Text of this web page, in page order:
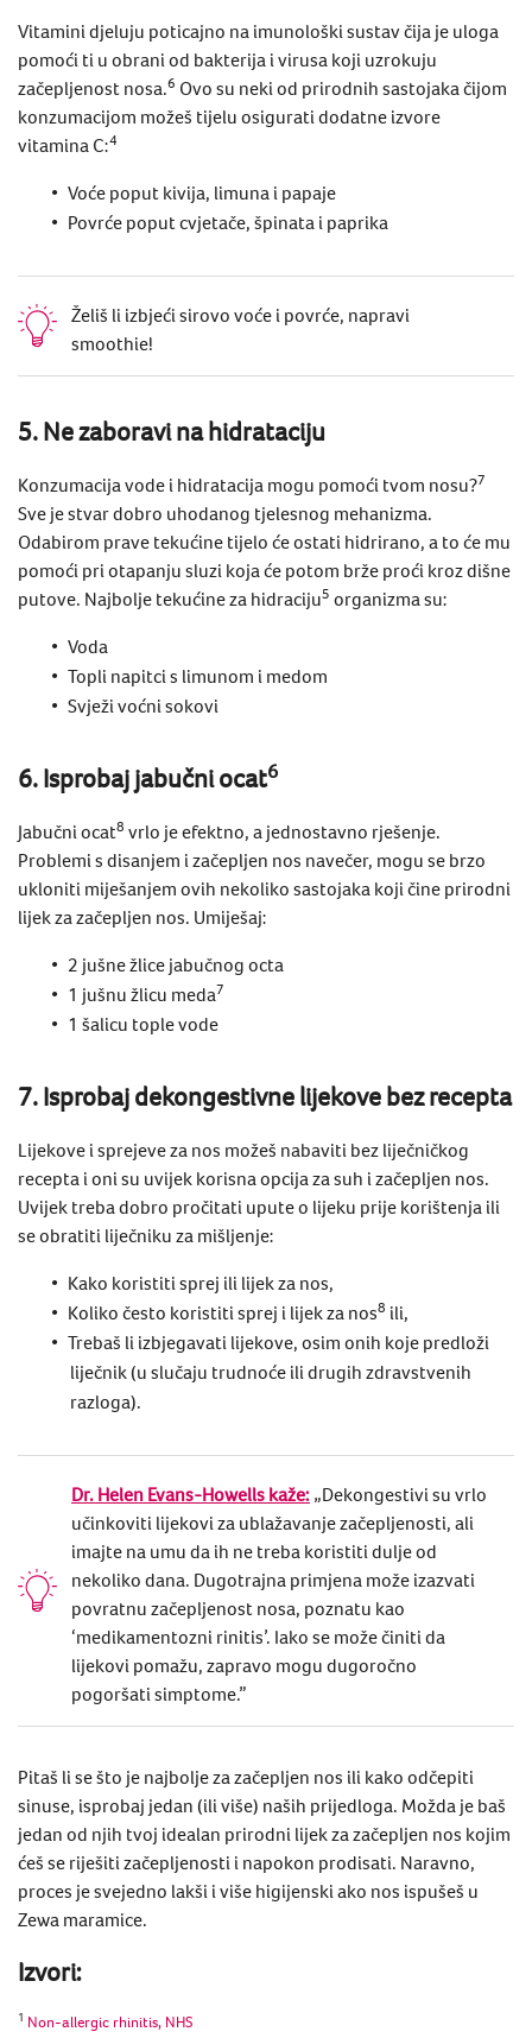
Vitamini djeluju poticajno na imunološki sustav čija je uloga
pomoći ti u obrani od bakterija i virusa koji uzrokuju
začepljenost nosa.6 Ovo su neki od prirodnih sastojaka čijom
konzumacijom možeš tijelu osigurati dodatne izvore
vitamina C:4
Voće poput kivija, limuna i papaje
Povrće poput cvjetače, špinata i paprika
Želiš li izbjeći sirovo voće i povrće, napravi
smoothie!
5. Ne zaboravi na hidrataciju
Konzumacija vode i hidratacija mogu pomoći tvom nosu?7
Sve je stvar dobro uhodanog tjelesnog mehanizma.
Odabirom prave tekućine tijelo će ostati hidrirano, a to će mu
pomoći pri otapanju sluzi koja će potom brže proći kroz dišne
putove. Najbolje tekućine za hidraciju5 organizma su:
Voda
Topli napitci s limunom i medom
Svježi voćni sokovi
6. Isprobaj jabučni ocat6
Jabučni ocat8 vrlo je efektno, a jednostavno rješenje.
Problemi s disanjem i začepljen nos navečer, mogu se brzo
ukloniti miješanjem ovih nekoliko sastojaka koji čine prirodni
lijek za začepljen nos. Umiješaj:
2 jušne žlice jabučnog octa
1 jušnu žlicu meda7
1 šalicu tople vode
7. Isprobaj dekongestivne lijekove bez recepta
Lijekove i sprejeve za nos možeš nabaviti bez liječničkog
recepta i oni su uvijek korisna opcija za suh i začepljen nos.
Uvijek treba dobro pročitati upute o lijeku prije korištenja ili
se obratiti liječniku za mišljenje:
Kako koristiti sprej ili lijek za nos,
Koliko često koristiti sprej i lijek za nos8 ili,
Trebaš li izbjegavati lijekove, osim onih koje predloži
liječnik (u slučaju trudnoće ili drugih zdravstvenih
razloga).
Dr. Helen Evans-Howells kaže: „Dekongestivi su vrlo
učinkoviti lijekovi za ublažavanje začepljenosti, ali
imajte na umu da ih ne treba koristiti dulje od
nekoliko dana. Dugotrajna primjena može izazvati
povratnu začepljenost nosa, poznatu kao
‘medikamentozni rinitis’. Iako se može činiti da
lijekovi pomažu, zapravo mogu dugoročno
pogoršati simptome.”
Pitaš li se što je najbolje za začepljen nos ili kako odčepiti
sinuse, isprobaj jedan (ili više) naših prijedloga. Možda je baš
jedan od njih tvoj idealan prirodni lijek za začepljen nos kojim
ćeš se riješiti začepljenosti i napokon prodisati. Naravno,
proces je svejedno lakši i više higijenski ako nos ispušeš u
Zewa maramice.
Izvori:
1 Non-allergic rhinitis, NHS